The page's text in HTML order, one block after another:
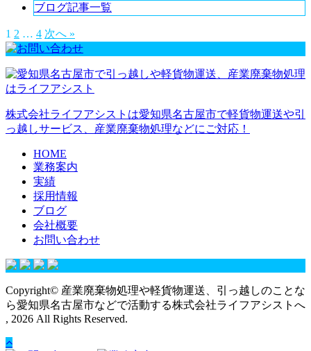
ブログ記事一覧
1 2 … 4 次へ »
株式会社ライフアシストは愛知県名古屋市で軽貨物運送や引
っ越しサービス、産業廃棄物処理などにご対応！
HOME
業務案内
実績
採用情報
ブログ
会社概要
お問い合わせ
Copyright© 産業廃棄物処理や軽貨物運送、引っ越しのことな
ら愛知県名古屋市などで活動する株式会社ライフアシストへ
, 2026 All Rights Reserved.